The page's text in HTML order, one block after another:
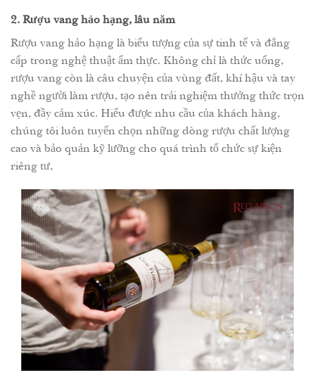
2. Rượu vang hảo hạng, lâu năm
Rượu vang hảo hạng là biểu tượng của sự tinh tế và đẳng
cấp trong nghệ thuật ẩm thực. Không chỉ là thức uống,
rượu vang còn là câu chuyện của vùng đất, khí hậu và tay
nghề người làm rượu, tạo nên trải nghiệm thưởng thức trọn
vẹn, đầy cảm xúc. Hiểu được nhu cầu của khách hàng,
chúng tôi luôn tuyển chọn những dòng rượu chất lượng
cao và bảo quản kỹ lưỡng cho quá trình tổ chức sự kiện
riêng tư,